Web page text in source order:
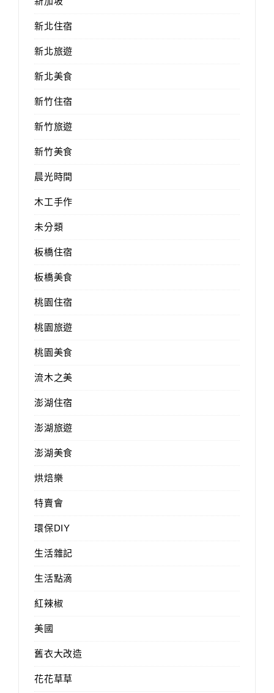
新北住宿
新北旅遊
新北美食
新竹住宿
新竹旅遊
新竹美食
晨光時間
木工手作
未分類
板橋住宿
板橋美食
桃園住宿
桃園旅遊
桃園美食
流木之美
澎湖住宿
澎湖旅遊
澎湖美食
烘焙樂
特賣會
環保DIY
生活雜記
生活點滴
紅辣椒
美國
舊衣大改造
花花草草